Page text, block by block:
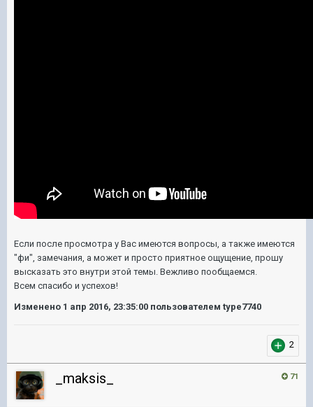
Если после просмотра у Вас имеются вопросы, а также имеются
"фи", замечания, а может и просто приятное ощущение, прошу
высказать это внутри этой темы. Вежливо пообщаемся.
Всем спасибо и успехов!
Изменено 1 апр 2016, 23:35:00 пользователем type7740
2
71
_maksis_